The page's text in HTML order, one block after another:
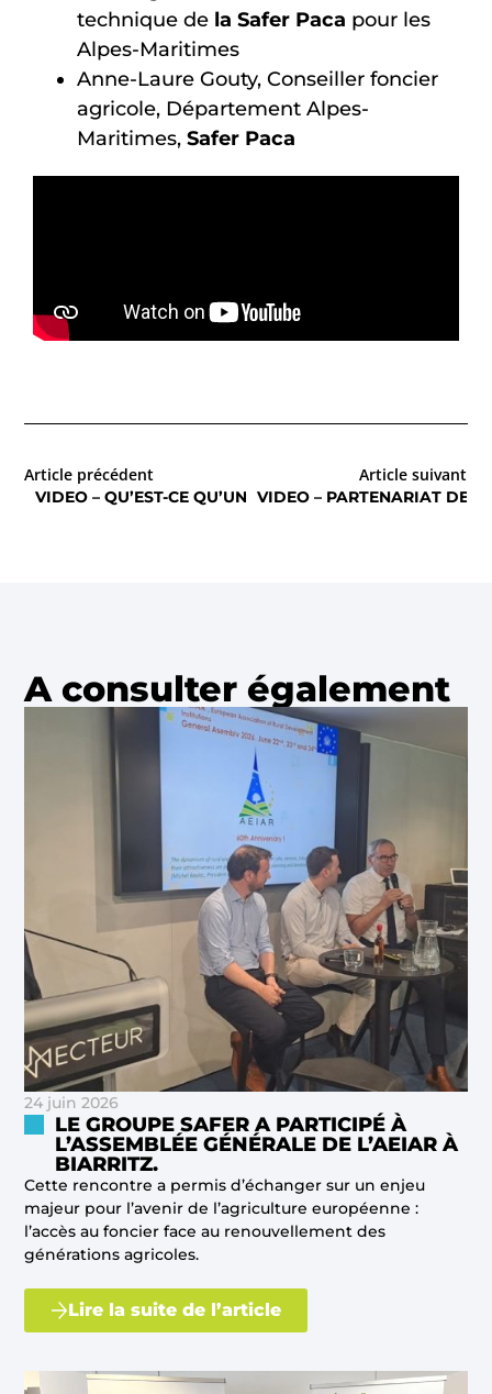
technique de la Safer Paca pour les
Alpes-Maritimes
Anne-Laure Gouty, Conseiller foncier
agricole, Département Alpes-
Maritimes, Safer Paca
Article précédent
VIDEO – QU’EST-CE QU’UN COMITÉ TECHNIQUE
Article suivant
VIDEO – PARTENARIAT DE
A consulter également
24 juin 2026
LE GROUPE SAFER A PARTICIPÉ À
L’ASSEMBLÉE GÉNÉRALE DE L’AEIAR À
BIARRITZ.
Cette rencontre a permis d’échanger sur un enjeu
majeur pour l’avenir de l’agriculture européenne :
l’accès au foncier face au renouvellement des
générations agricoles.
Lire la suite de l’article